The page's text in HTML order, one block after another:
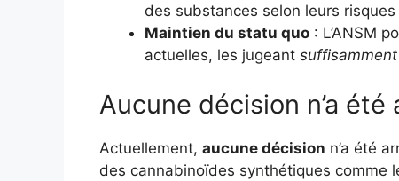
des substances selon leurs
Maintien du statu quo : L’ANSM
actuelles, les jugeant
Aucune décision n’a
Actuellement, aucune décision n’a été
des cannabinoïdes synthétiques comme